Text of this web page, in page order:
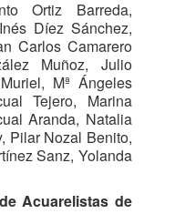
Ortiz Barreda,
Díez Sánchez,
Carlos Camarero
Muñoz, Julio
Mª Ángeles
Tejero, Marina
Aranda, Natalia
Pilar Nozal Benito,
Sanz, Yolanda
Acuarelistas de